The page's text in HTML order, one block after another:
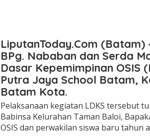
a
y
a
S
c
h
o
l
B
a
LiputanToday.Com
BPg. Nababan dan Serda
Dasar Kepemimpinan OSIS
Putra Jaya School Batam,
Batam Kota.
Pelaksanaan kegiatan LDKS tersebut
Babinsa Kelurahan Taman Baloi,
OSIS dan perwakilan siswa baru tahun